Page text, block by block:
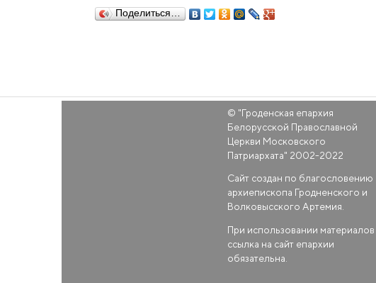
Поделиться…
© "Гроденская епархия
Белорусской Православной
Церкви Московского
Патриархата" 2002-2022
Сайт создан по благословению
архиепископа Гродненского и
Волковысского Артемия.
При использовании материалов
ссылка на сайт епархии
обязательна.